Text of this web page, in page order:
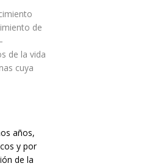
de
de la vida
cuya
años,
y por
de la